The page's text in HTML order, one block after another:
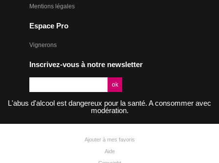
Mentions légales
Espace Pro
Vignerons
Inscrivez-vous à notre newsletter
L'abus d'alcool est dangereux pour la santé. A consommer avec
modération.
Ajouter à mes favoris
Aide